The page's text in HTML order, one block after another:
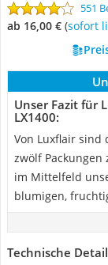
551
ab 16,00 € ( Sofort
Unser Fazit für
LX1400:
Von Luxflair sind
zwölf Packungen
im Mittelfeld
blumigen,
Technische